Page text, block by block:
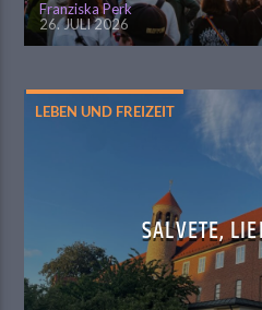
Franziska Perk
26. JULI 2026
LEBEN UND FREIZEIT
SALVETE,